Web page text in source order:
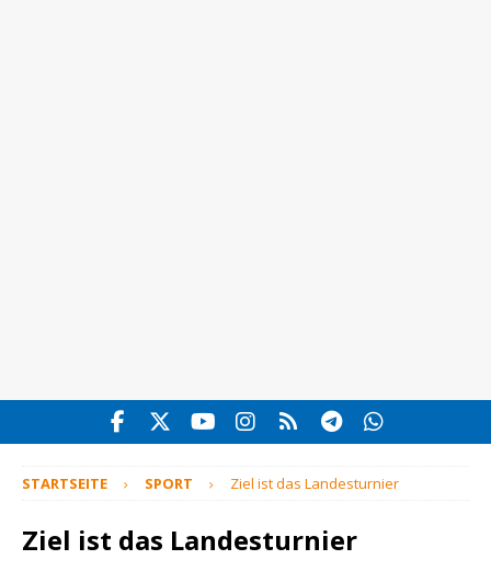
STARTSEITE SPORT Ziel ist das Landesturnier
Ziel ist das Landesturnier